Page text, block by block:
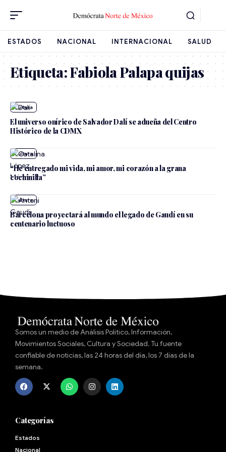
ESTADOS NACIONAL INTERNACIONAL SALUD
Etiqueta:Fabiola Palapa quijas
Cultura
El universo onírico de Salvador Dalí se adueña del Centro
Histórico de la CDMX
Cultura
“He entregado mi vida, mi amor, mi corazón a la grana
cochinilla”
Cultura
Barcelona proyectará al mundo el legado de Gaudí en su
centenario luctuoso
Somos un medio de Análisis Político, Información,
Movimientos Sociales, Cultura y Sociedad. Tu fuente
confiable de noticias, las 24 horas del día, los 7 días de la
semana.
Categorías
Estados
Nacional